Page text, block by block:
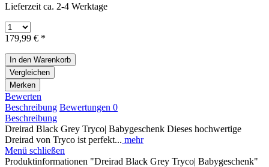
Lieferzeit ca. 2-4 Werktage
179,99 € *
In den Warenkorb
Vergleichen
Merken
Bewerten
Beschreibung Bewertungen 0
Beschreibung
Dreirad Black Grey Tryco| Babygeschenk Dieses hochwertige
Dreirad von Tryco ist perfekt... mehr
Menü schließen
Produktinformationen "Dreirad Black Grey Tryco| Babygeschenk"